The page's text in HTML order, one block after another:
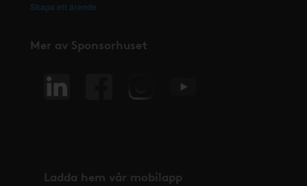
Skapa ett ärende
Mer av Sponsorhuset
Ladda hem vår mobilapp